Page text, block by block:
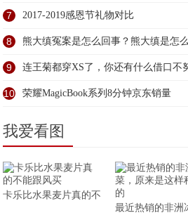
7 2017-2019感恩节礼物对比
8 熊大缜冤案是怎么回事？熊大缜是怎
9 连王菊都穿XS了，你还有什么借口不
10 荣耀MagicBook系列8分钟京东销量
我爱看图
卡乐比水果麦片真的不
最近热销的非洲